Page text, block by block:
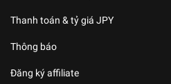
Thanh toán & tỷ giá JPY
Thông báo
Đăng ký affiliate